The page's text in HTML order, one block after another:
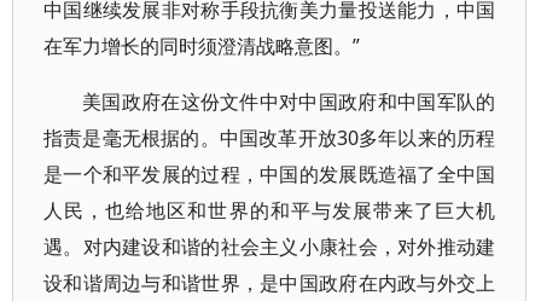
中国继续发展非对称手段抗衡美力量投送能力，中国
在军力增长的同时须澄清战略意图。”
美国政府在这份文件中对中国政府和中国军队的
指责是毫无根据的。中国改革开放30多年以来的历程
是一个和平发展的过程，中国的发展既造福了全中国
人民，也给地区和世界的和平与发展带来了巨大机
遇。对内建设和谐的社会主义小康社会，对外推动建
设和谐周边与和谐世界，是中国政府在内政与外交上